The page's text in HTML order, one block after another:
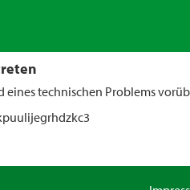
eines technischen Problems